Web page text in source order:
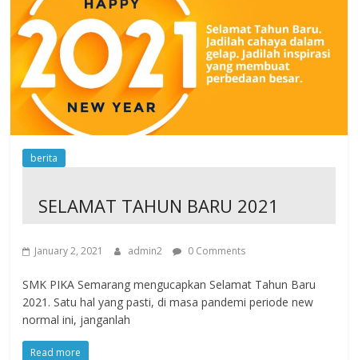
berita
SELAMAT TAHUN BARU 2021
January 2, 2021 admin2 0 Comments
SMK PIKA Semarang mengucapkan Selamat Tahun Baru
2021. Satu hal yang pasti, di masa pandemi periode new
normal ini, janganlah
Read more